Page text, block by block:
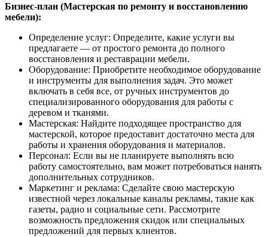
Бизнес-план (Мастерская по ремонту и восстановлению
мебели):
Определение услуг: Определите, какие услуги вы
предлагаете — от простого ремонта до полного
восстановления и реставрации мебели.
Оборудование: Приобретите необходимое оборудование
и инструменты для выполнения задач. Это может
включать в себя все, от ручных инструментов до
специализированного оборудования для работы с
деревом и тканями.
Мастерская: Найдите подходящее пространство для
мастерской, которое предоставит достаточно места для
работы и хранения оборудования и материалов.
Персонал: Если вы не планируете выполнять всю
работу самостоятельно, вам может потребоваться нанять
дополнительных сотрудников.
Маркетинг и реклама: Сделайте свою мастерскую
известной через локальные каналы рекламы, такие как
газеты, радио и социальные сети. Рассмотрите
возможность предложения скидок или специальных
предложений для первых клиентов.